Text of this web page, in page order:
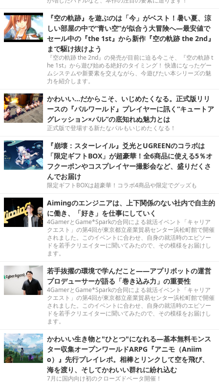
『空の軌跡』を遊ぶのは「今」がベスト！暑い夏、涼
しい部屋の中で“青い空”が似合う大冒険へ―最安値で
セール中の『the 1st』から新作『空の軌跡 the 2nd』
まで駆け抜けよう
『空の軌跡 the 2nd』の発売が目前に迫る今こそ、『空の軌跡 t
he 1st』から遊び始める絶好のタイミング！ 快適になったゲー
ムシステムや新要素を交えながら、今遊びたい本シリーズの魅
力を紹介します。
かわいい…だからこそ、いじめたくなる。正式版リリ
ースの『パルワールド』プレイヤーに訊く“キュートア
グレッション×パル”の底知れぬ魅力とは
正式版で登場する新たなパルもいじめたくなる！
『崩壊：スターレイル』爻光とUGREENのコラボは
「限定ギフトBOX」が超豪華！全6商品に使える5％オ
フクーポンやコスプレイヤー撮影会など、盛りだくさ
んでお届け
限定ギフトBOXは超豪華！コラボ4商品や限定でグッズも
Aimingのエンジニアは、上下関係のない社内で自主的
に働き、「好き」を仕事にしていく
4GamerとGame*Sparkの合同による就活イベント「キャリア
クエスト」の第4回が東京都立産業貿易センター浜松町館で開催
されました。このイベントに合わせ、自身の就活時のエピソー
ドを若手クリエイターに聞いてみたので、その模様をお届けし
ます。
若手抜擢の環境で学んだこと――アプリボットの運営
プロデューサーが語る「巻き込み力」の重要性
4GamerとGame*Sparkの合同による就活イベント「キャリア
クエスト」の第4回が東京都立産業貿易センター浜松町館で開催
されました。このイベントに合わせ、自身の就活時のエピソー
ドを若手クリエイターに聞いてみたので、その模様をお届けし
ます。
かわいい生き物と"ひとつ"になれる―基本無料モンス
ター収集オープンワールドARPG『アニモ（Aniim
o）』先行プレイレポ。相棒とリンクして空を飛び、
海を渡り、そしてかわいい群れに紛れ込む
7月に国内向け初のクローズドベータ開催！